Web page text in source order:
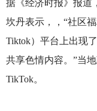
据《经济时报》报道
坎丹表示，，“社区
Tiktok）平台上出现
共享色情内容。”当
TikTok。